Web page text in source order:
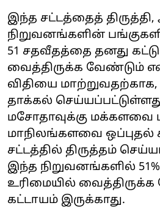
இந்த சட்டத்தைத் திருத்தி,
நிறுவனங்களின்
51 சதவீதத்தை தனது
வைத்திருக்க வேண்டும்
விதியை
தாக்கல்
மசோதாவுக்கு மக்களவை
மாநிலங்களவை ஒப்புதல்
சட்டத்தில் திருத்தம்
இந்த நிறுவனங்களில்
உரிமையில்
கட்டாயம் இருக்காது.